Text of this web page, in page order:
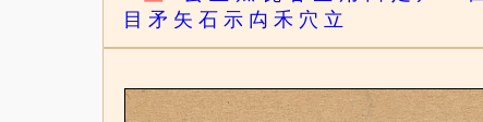
目 矛 矢 石 示 禸 禾 穴 立